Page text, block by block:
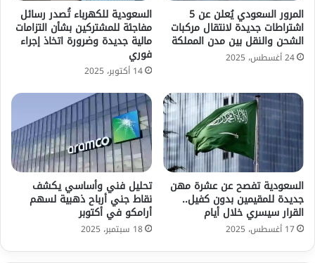
المرور السعودي يُعلن عن 5
اشتراطات جديدة لانتقال مركبات
الشحن والنقل بين مدن المملكة
24 أغسطس، 2025
السعودية للكهرباء تُصدر رسائل
مفاجئة للمشتركين بشأن التزامات
مالية جديدة وضرورة اتخاذ إجراء
فوري
14 أكتوبر، 2025
السعودية تفصح عن عشرة مهن
جديدة للمقيمين بدون كفيل..
القرار سيسري خلال أيام
17 أغسطس، 2025
تحليل فني وأساسي يكشف
نقاط جني أرباح ذهبية لسهم
أرامكو في أكتوبر
18 سبتمبر، 2025